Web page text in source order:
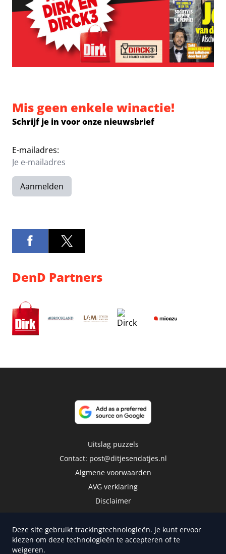
Mis geen enkele winactie!
Schrijf je in voor onze nieuwsbrief
E-mailadres:
Aanmelden
DenD Partners
Uitslag puzzels
Contact: post@ditjesendatjes.nl
Algmene voorwaarden
AVG verklaring
Disclaimer
Deze site gebruikt trackingtechnologieën. Je kunt ervoor
kiezen om deze technologieën te accepteren of te
weigeren.